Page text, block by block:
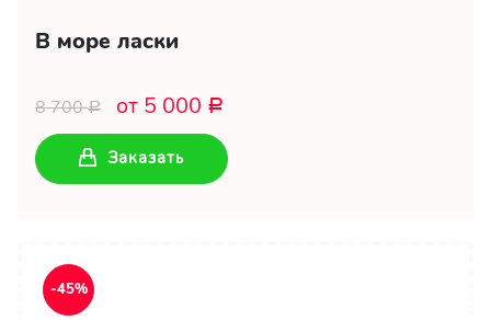
В море ласки
8 700Р от 5 000 Р
Заказать
-45%